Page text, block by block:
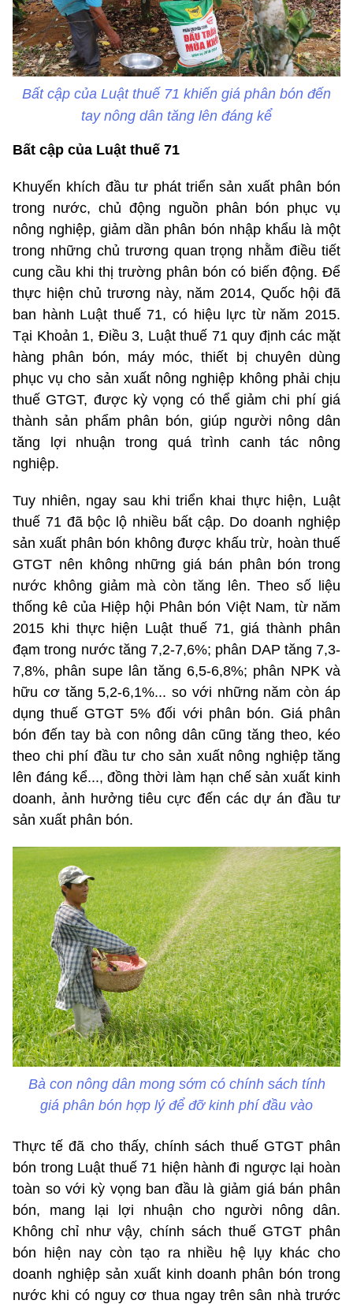
Bất cập của Luật thuế 71 khiến giá phân bón đến
tay nông dân tăng lên đáng kể
Bất cập của Luật thuế 71
Khuyến khích đầu tư phát triển sản xuất phân bón
trong nước, chủ động nguồn phân bón phục vụ
nông nghiệp, giảm dần phân bón nhập khẩu là một
trong những chủ trương quan trọng nhằm điều tiết
cung cầu khi thị trường phân bón có biến động. Để
thực hiện chủ trương này, năm 2014, Quốc hội đã
ban hành Luật thuế 71, có hiệu lực từ năm 2015.
Tại Khoản 1, Điều 3, Luật thuế 71 quy định các mặt
hàng phân bón, máy móc, thiết bị chuyên dùng
phục vụ cho sản xuất nông nghiệp không phải chịu
thuế GTGT, được kỳ vọng có thể giảm chi phí giá
thành sản phẩm phân bón, giúp người nông dân
tăng lợi nhuận trong quá trình canh tác nông
nghiệp.
Tuy nhiên, ngay sau khi triển khai thực hiện, Luật
thuế 71 đã bộc lộ nhiều bất cập. Do doanh nghiệp
sản xuất phân bón không được khấu trừ, hoàn thuế
GTGT nên không những giá bán phân bón trong
nước không giảm mà còn tăng lên. Theo số liệu
thống kê của Hiệp hội Phân bón Việt Nam, từ năm
2015 khi thực hiện Luật thuế 71, giá thành phân
đạm trong nước tăng 7,2-7,6%; phân DAP tăng 7,3-
7,8%, phân supe lân tăng 6,5-6,8%; phân NPK và
hữu cơ tăng 5,2-6,1%... so với những năm còn áp
dụng thuế GTGT 5% đối với phân bón. Giá phân
bón đến tay bà con nông dân cũng tăng theo, kéo
theo chi phí đầu tư cho sản xuất nông nghiệp tăng
lên đáng kể..., đồng thời làm hạn chế sản xuất kinh
doanh, ảnh hưởng tiêu cực đến các dự án đầu tư
sản xuất phân bón.
Bà con nông dân mong sớm có chính sách tính
giá phân bón hợp lý để đỡ kinh phí đầu vào
Thực tế đã cho thấy, chính sách thuế GTGT phân
bón trong Luật thuế 71 hiện hành đi ngược lại hoàn
toàn so với kỳ vọng ban đầu là giảm giá bán phân
bón, mang lại lợi nhuận cho người nông dân.
Không chỉ như vậy, chính sách thuế GTGT phân
bón hiện nay còn tạo ra nhiều hệ lụy khác cho
doanh nghiệp sản xuất kinh doanh phân bón trong
nước khi có nguy cơ thua ngay trên sân nhà trước